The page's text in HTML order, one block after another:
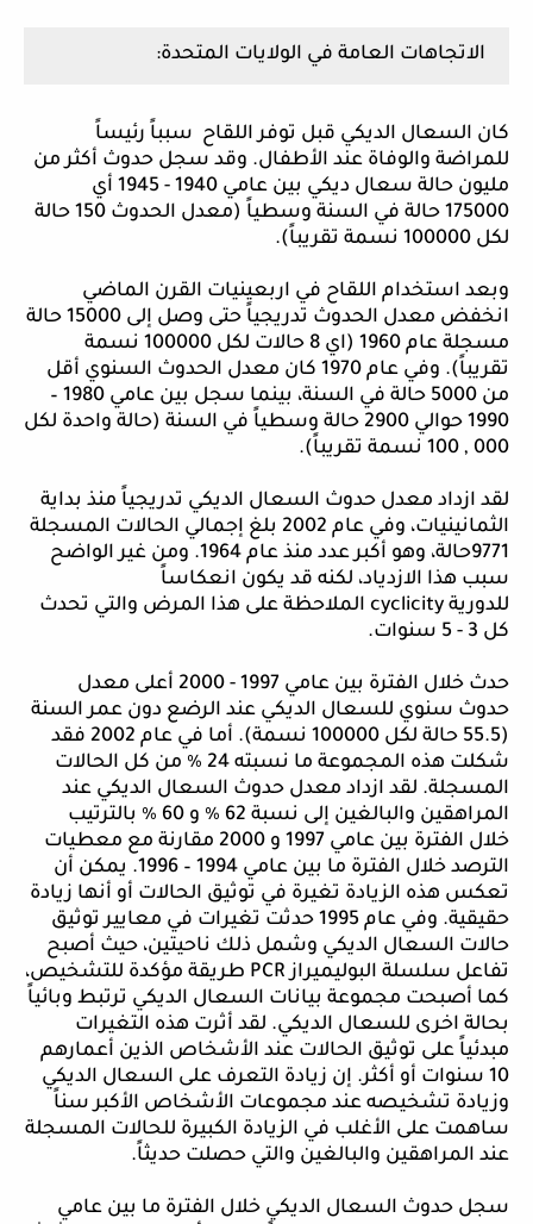
الاتجاهات العامة في الولايات المتحدة:
كان السعال الديكي قبل توفر اللقاح سبباً رئيساً
للمراضة والوفاة عند الأطفال. وقد سجل حدوث أكثر من
مليون حالة سعال ديكي بين عامي 1940 - 1945 أي
175000 حالة في السنة وسطياً (معدل الحدوث 150 حالة
لكل 100000 نسمة تقريباً).
وبعد استخدام اللقاح في اربعينيات القرن الماضي
انخفض معدل الحدوث تدريجياً حتى وصل إلى 15000 حالة
مسجلة عام 1960 (اي 8 حالات لكل 100000 نسمة
تقريباً). وفي عام 1970 كان معدل الحدوث السنوي أقل
من 5000 حالة في السنة، بينما سجل بين عامي 1980 –
1990 حوالي 2900 حالة وسطياً في السنة (حالة واحدة لكل
000 , 100 نسمة تقريباً).
لقد ازداد معدل حدوث السعال الديكي تدريجياً منذ بداية
الثمانينيات، وفي عام 2002 بلغ إجمالي الحالات المسجلة
9771حالة، وهو أكبر عدد منذ عام 1964. ومن غير الواضح
سبب هذا الازدياد، لكنه قد يكون انعكاساً
للدورية cyclicity الملاحظة على هذا المرض والتي تحدث
كل 3 - 5 سنوات.
حدث خلال الفترة بين عامي 1997 - 2000 أعلى معدل
حدوث سنوي للسعال الديكي عند الرضع دون عمر السنة
(55.5 حالة لكل 100000 نسمة). أما في عام 2002 فقد
شكلت هذه المجموعة ما نسبته 24 ٪ من كل الحالات
المسجلة. لقد ازداد معدل حدوث السعال الديكي عند
المراهقين والبالغين إلى نسبة 62 ٪ و 60 ٪ بالترتيب
خلال الفترة بين عامي 1997 و 2000 مقارنة مع معطيات
الترصد خلال الفترة ما بين عامي 1994 – 1996. يمكن أن
تعكس هذه الزيادة تغيرة في توثيق الحالات أو أنها زيادة
حقيقية. وفي عام 1995 حدثت تغيرات في معايير توثيق
حالات السعال الديكي وشمل ذلك ناحيتين، حيث أصبح
تفاعل سلسلة البوليميرازPCR طريقة مؤكدة للتشخيص،
كما أصبحت مجموعة بيانات السعال الديكي ترتبط وبائياً
بحالة اخرى للسعال الديكي. لقد أثرت هذه التغيرات
مبدئياً على توثيق الحالات عند الأشخاص الذين أعمارهم
10 سنوات أو أكثر. إن زيادة التعرف على السعال الديكي
وزيادة تشخيصه عند مجموعات الأشخاص الأكبر سناً
ساهمت على الأغلب في الزيادة الكبيرة للحالات المسجلة
عند المراهقين والبالغين والتي حصلت حديثاً.
سجل حدوث السعال الديكي خلال الفترة ما بين عامي